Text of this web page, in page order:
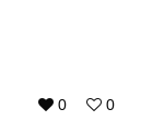
0 0